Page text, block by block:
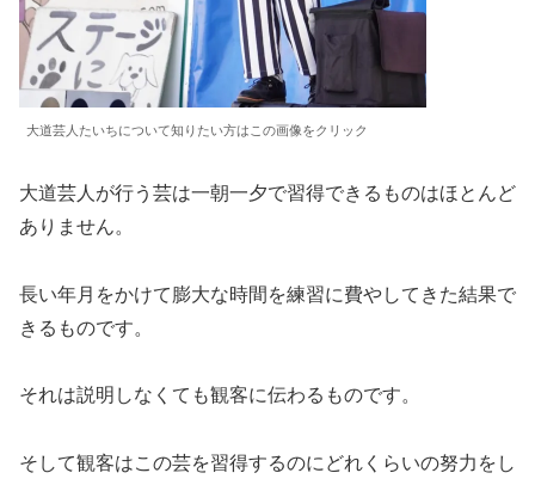
大道芸人たいちについて知りたい方はこの画像をクリック
大道芸人が行う芸は一朝一夕で習得できるものはほとんど
ありません。
長い年月をかけて膨大な時間を練習に費やしてきた結果で
きるものです。
それは説明しなくても観客に伝わるものです。
そして観客はこの芸を習得するのにどれくらいの努力をし